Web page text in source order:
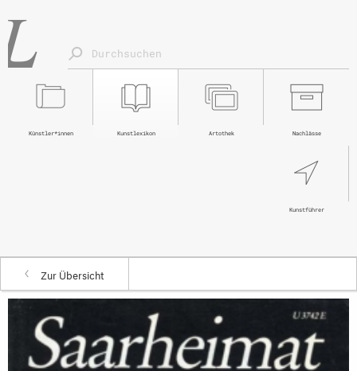
Nachlässe
Artothek
Kunstlexikon
Künstler*innen
Kunstführer
Zur Übersicht